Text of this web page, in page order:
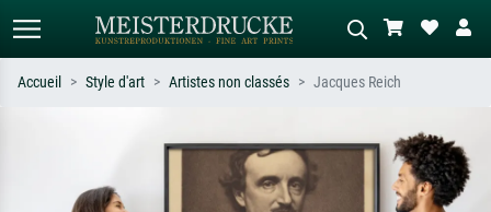
ex. Monet, Nuit étoilée,
impressionnisme, vague de Hokusai,
Décrivez la scène – ex. prairie verte,
abstrait avec beaucoup de rouge,
tableau sombre, nu debout près d'un
Accueil Style d'art Artistes non classés Jacques Reich